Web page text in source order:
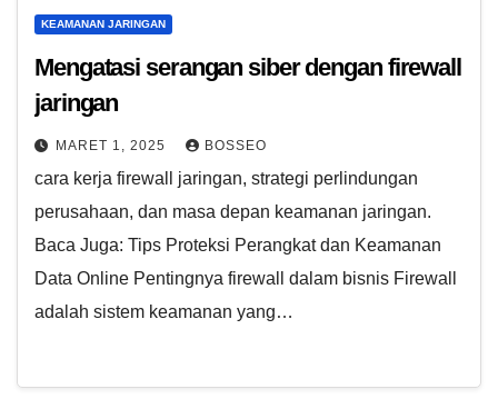
KEAMANAN JARINGAN
Mengatasi serangan siber dengan firewall
jaringan
MARET 1, 2025 BOSSEO
cara kerja firewall jaringan, strategi perlindungan
perusahaan, dan masa depan keamanan jaringan.
Baca Juga: Tips Proteksi Perangkat dan Keamanan
Data Online Pentingnya firewall dalam bisnis Firewall
adalah sistem keamanan yang…